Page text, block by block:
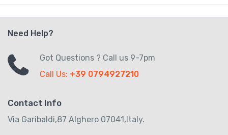
Need Help?
Got Questions ? Call us 9-7pm
Call Us: +39 0794927210
Contact Info
Via Garibaldi,87 Alghero 07041,Italy.